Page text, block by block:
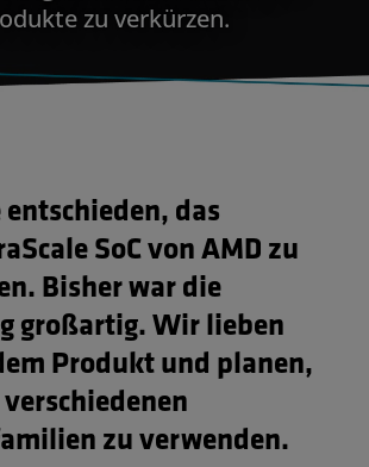
zu verkürzen.
entschieden, das
SoC von AMD zu
Bisher war die
großartig. Wir lieben
Produkt und planen,
zu verwenden.